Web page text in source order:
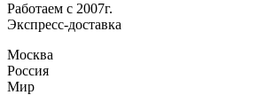
Работаем с 2007г.
Экспресс-доставка
Москва
Россия
Мир